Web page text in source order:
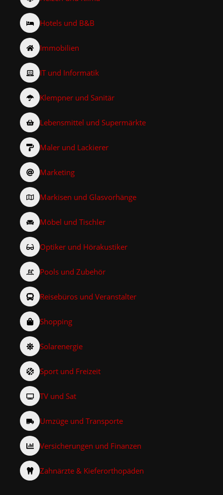
Hotels und B&B
Immobilien
IT und Informatik
Klempner und Sanitär
Lebensmittel und Supermärkte
Maler und Lackierer
Marketing
Markisen und Glasvorhänge
Möbel und Tischler
Optiker und Hörakustiker
Pools und Zubehör
Reisebüros und Veranstalter
Shopping
Solarenergie
Sport und Freizeit
TV und Sat
Umzüge und Transporte
Versicherungen und Finanzen
Zahnärzte & Kieferorthopäden